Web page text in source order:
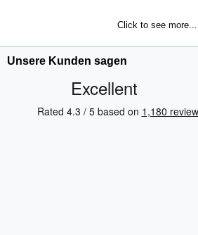
Click to see more...
Unsere Kunden sagen